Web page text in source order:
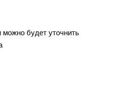
можно будет уточнить